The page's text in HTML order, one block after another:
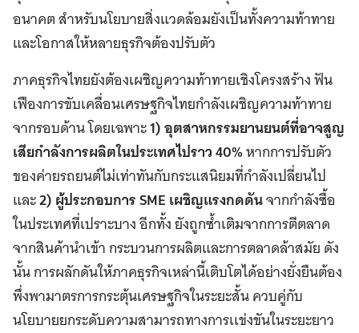
อนาคต สำหรับนโยบายสิ่งแวดล้อมยังเป็นทั้งความท้าทาย
และโอกาสให้หลายธุรกิจต้องปรับตัว
ภาคธุรกิจไทยยังต้องเผชิญความท้าทายเชิงโครงสร้าง ฟัน
เฟืองการขับเคลื่อนเศรษฐกิจไทยกำลังเผชิญความท้าทาย
จากรอบด้าน โดยเฉพาะ1) อุตสาหกรรมยานยนต์ที่อาจสูญ
เสียกำลังการผลิตในประเทศไปราว 40%หากการปรับตัว
ของค่ายรถยนต์ไม่เท่าทันกับกระแสนิยมที่กำลังเปลี่ยนไป
และ2) ผู้ประกอบการ SME เผชิญแรงกดดันจากกำลังซื้อ
ในประเทศที่เปราะบาง อีกทั้ง ยังถูกซ้ำเติมจากการตีตลาด
จากสินค้านำเข้า กระบวนการผลิตและการตลาดล้าสมัย ดัง
นั้น การผลักดันให้ภาคธุรกิจเหล่านี้เติบโตได้อย่างยั่งยืนต้อง
พึ่งพามาตรการกระตุ้นเศรษฐกิจในระยะสั้น ควบคู่กับ
นโยบายยกระดับความสามารถทางการเเข่งขันในระยะยาว